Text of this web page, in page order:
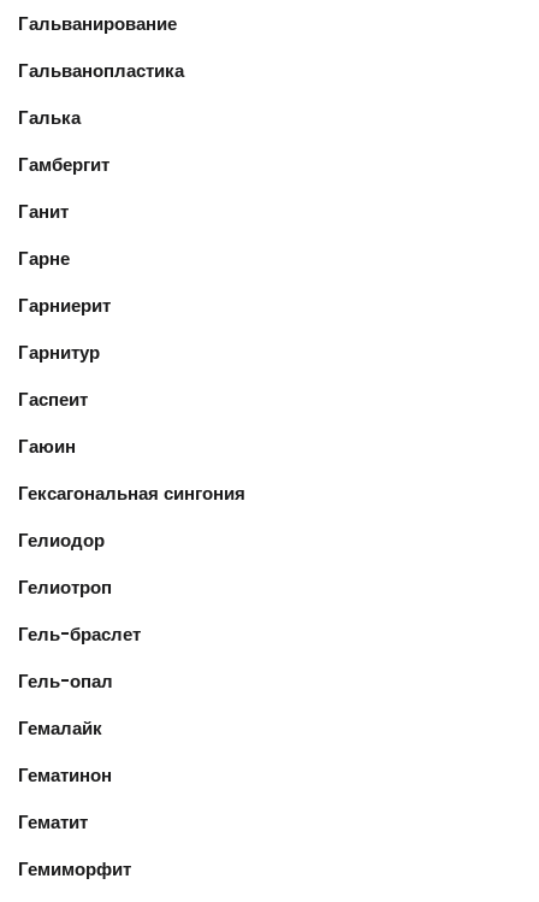
Гальванирование
Гальванопластика
Галька
Гамбергит
Ганит
Гарне
Гарниерит
Гарнитур
Гаспеит
Гаюин
Гексагональная сингония
Гелиодор
Гелиотроп
Гель-браслет
Гель-опал
Гемалайк
Гематинон
Гематит
Гемиморфит